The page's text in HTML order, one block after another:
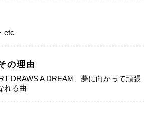
etc
の理由
DRAWS A DREAM、夢に向かって頑張
れる曲